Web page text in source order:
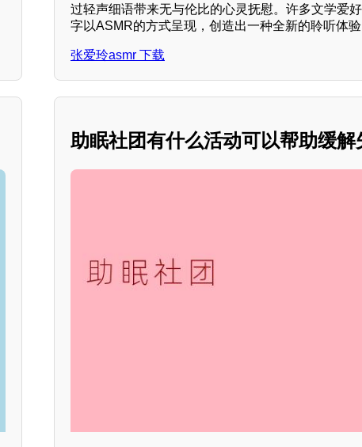
过轻声细语带来无与伦比的心灵抚慰。许多文学爱
字以ASMR的方式呈现，创造出一种全新的聆听体验
张爱玲asmr 下载
助眠社团有什么活动可以帮助缓解